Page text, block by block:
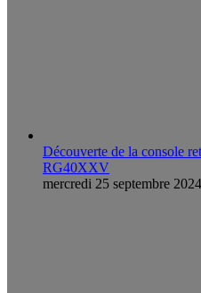
Découverte de la console
RG40XXV
mercredi 25 septembre 2024